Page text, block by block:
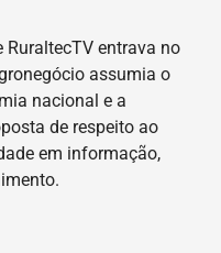
RuraltecTV entrava no
assumia o
nacional e a
de respeito ao
em informação,